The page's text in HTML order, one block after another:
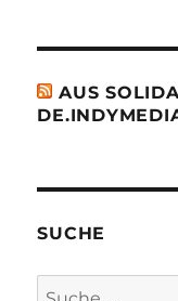
AUS
SUCHE
Suche